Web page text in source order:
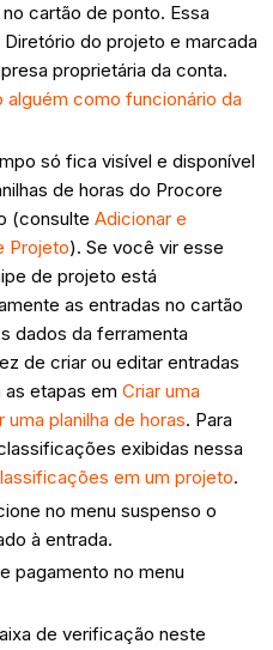
cartão de ponto. Essa
do projeto e marcada
proprietária da conta.
alguém como funcionário da
só fica visível e disponível
de horas do Procore
(consulte Adicionar e
Projeto). Se você vir esse
de projeto está
as entradas no cartão
dados da ferramenta
de criar ou editar entradas
etapas em Criar uma
uma planilha de horas. Para
exibidas nessa
em um projeto.
no menu suspenso o
à entrada.
pagamento no menu
de verificação neste